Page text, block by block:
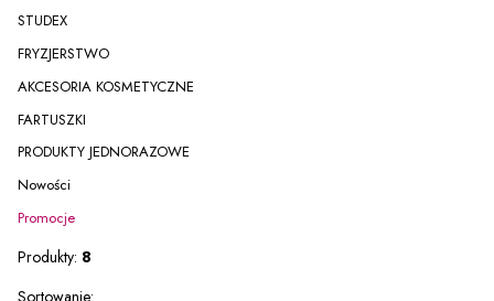
STUDEX
FRYZJERSTWO
AKCESORIA KOSMETYCZNE
FARTUSZKI
PRODUKTY JEDNORAZOWE
Nowości
Promocje
Koniec menu
Produkty: 8
Sortowanie: